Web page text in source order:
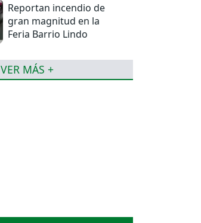
Reportan incendio de
gran magnitud en la
Feria Barrio Lindo
VER MÁS +